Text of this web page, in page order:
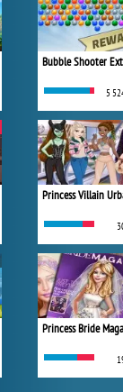
Bubble Shooter
5
Princess Bride